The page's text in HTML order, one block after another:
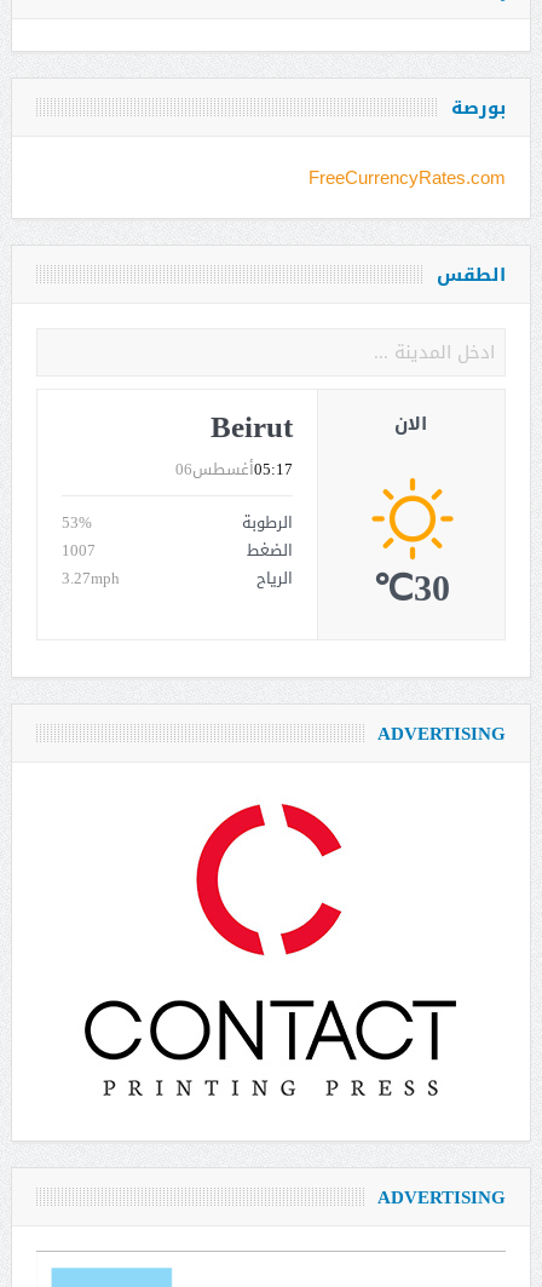
بورصة
FreeCurrencyRates.com
الطقس
Beirut
أغسطس0605:17
الرطوبة
53%
الضغط
1007
الرياح
3.27mph
الان
30℃
ADVERTISING
ADVERTISING